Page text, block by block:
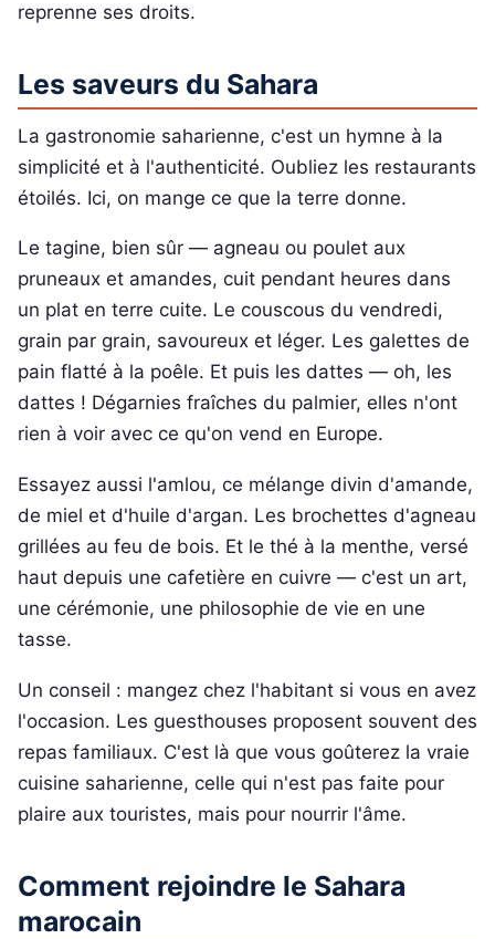
reprenne ses droits.
Les saveurs du Sahara
La gastronomie saharienne, c'est un hymne à la
simplicité et à l'authenticité. Oubliez les restaurants
étoilés. Ici, on mange ce que la terre donne.
Le tagine, bien sûr — agneau ou poulet aux
pruneaux et amandes, cuit pendant heures dans
un plat en terre cuite. Le couscous du vendredi,
grain par grain, savoureux et léger. Les galettes de
pain flatté à la poêle. Et puis les dattes — oh, les
dattes ! Dégarnies fraîches du palmier, elles n'ont
rien à voir avec ce qu'on vend en Europe.
Essayez aussi l'amlou, ce mélange divin d'amande,
de miel et d'huile d'argan. Les brochettes d'agneau
grillées au feu de bois. Et le thé à la menthe, versé
haut depuis une cafetière en cuivre — c'est un art,
une cérémonie, une philosophie de vie en une
tasse.
Un conseil : mangez chez l'habitant si vous en avez
l'occasion. Les guesthouses proposent souvent des
repas familiaux. C'est là que vous goûterez la vraie
cuisine saharienne, celle qui n'est pas faite pour
plaire aux touristes, mais pour nourrir l'âme.
Comment rejoindre le Sahara
marocain